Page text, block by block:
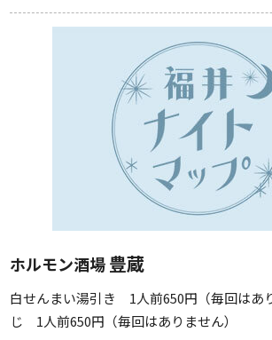
ホルモン酒場豊蔵
白せんまい湯引き 1人前650円（毎回はあ
じ 1人前650円（毎回はありません）